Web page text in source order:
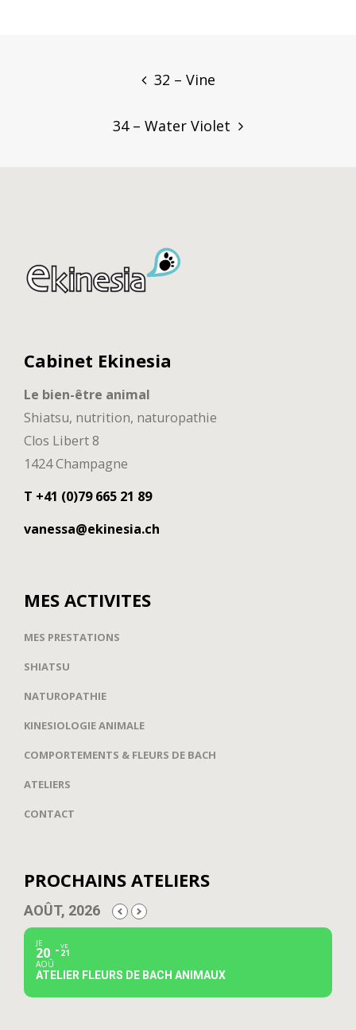
32 – Vine
34 – Water Violet
Cabinet Ekinesia
Le bien-être animal
Shiatsu, nutrition, naturopathie
Clos Libert 8
1424 Champagne
T +41 (0)79 665 21 89
vanessa@ekinesia.ch
MES ACTIVITES
MES PRESTATIONS
SHIATSU
NATUROPATHIE
KINESIOLOGIE ANIMALE
COMPORTEMENTS & FLEURS DE BACH
ATELIERS
CONTACT
PROCHAINS ATELIERS
AOÛT, 2026
JE
20
AOÛ
VE
21
ATELIER FLEURS DE BACH ANIMAUX